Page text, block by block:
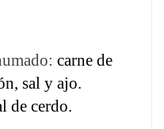
carne de
sal y ajo.
de cerdo.